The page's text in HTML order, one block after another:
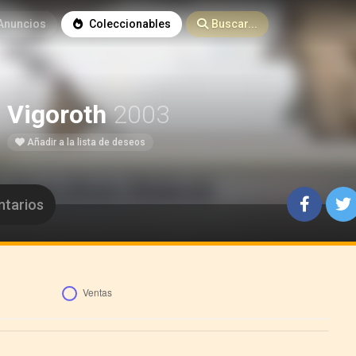
Coleccionables Buscar...
Vigoroth2003
Añadir a la lista de deseos